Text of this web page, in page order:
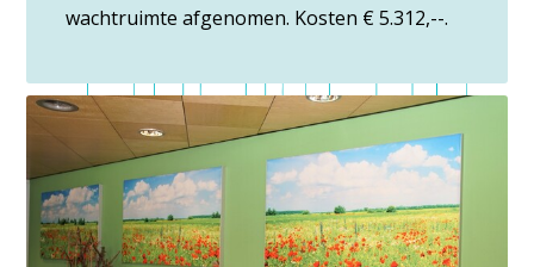
wachtruimte afgenomen. Kosten € 5.312,--.